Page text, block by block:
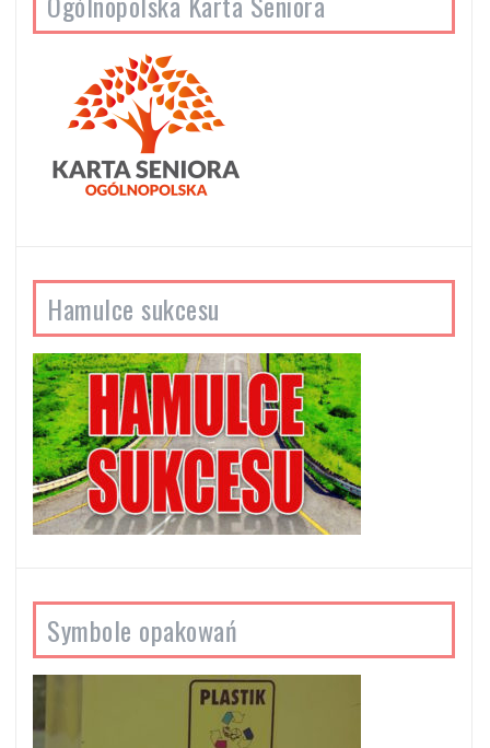
Hamulce sukcesu
Symbole opakowań